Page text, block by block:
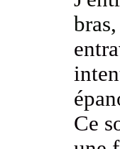
bras,
Ce